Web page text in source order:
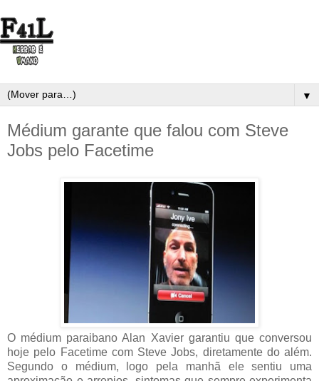
▼
Médium garante que falou com Steve
Jobs pelo Facetime
O médium paraibano Alan Xavier garantiu que conversou
hoje pelo Facetime com Steve Jobs, diretamente do além.
Segundo o médium, logo pela manhã ele sentiu uma